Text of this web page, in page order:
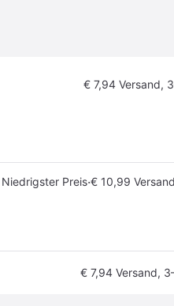
€ 7,94 Versand,
Niedrigster Preis·€ 10,99 Versand
€ 7,94 Versand,